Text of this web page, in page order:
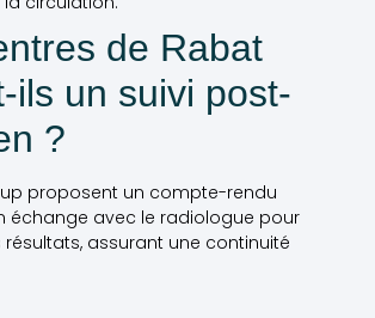
de Rabat
ils un suivi post-
?
proposent un compte-rendu
échange avec le radiologue pour
résultats, assurant une continuité